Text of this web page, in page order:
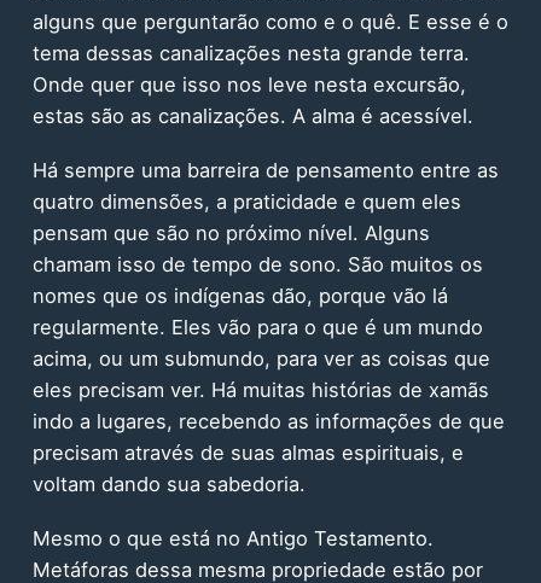
alguns que perguntarão como e o quê. E esse é o
tema dessas canalizações nesta grande terra.
Onde quer que isso nos leve nesta excursão,
estas são as canalizações. A alma é acessível.
Há sempre uma barreira de pensamento entre as
quatro dimensões, a praticidade e quem eles
pensam que são no próximo nível. Alguns
chamam isso de tempo de sono. São muitos os
nomes que os indígenas dão, porque vão lá
regularmente. Eles vão para o que é um mundo
acima, ou um submundo, para ver as coisas que
eles precisam ver. Há muitas histórias de xamãs
indo a lugares, recebendo as informações de que
precisam através de suas almas espirituais, e
voltam dando sua sabedoria.
Mesmo o que está no Antigo Testamento.
Metáforas dessa mesma propriedade estão por